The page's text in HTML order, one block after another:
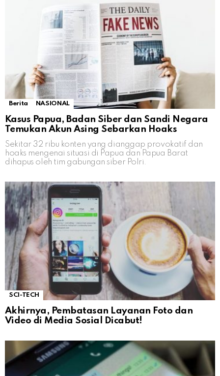
Berita NASIONAL
Kasus Papua, Badan Siber dan Sandi Negara
Temukan Akun Asing Sebarkan Hoaks
Sekitar 32 ribu konten yang dianggap provokatif dan
hoaks mengenai situasi di Papua dan Papua Barat
dihapus oleh tim gabungan siber Polri.
SCI-TECH
Akhirnya, Pembatasan Layanan Foto dan
Video di Media Sosial Dicabut!